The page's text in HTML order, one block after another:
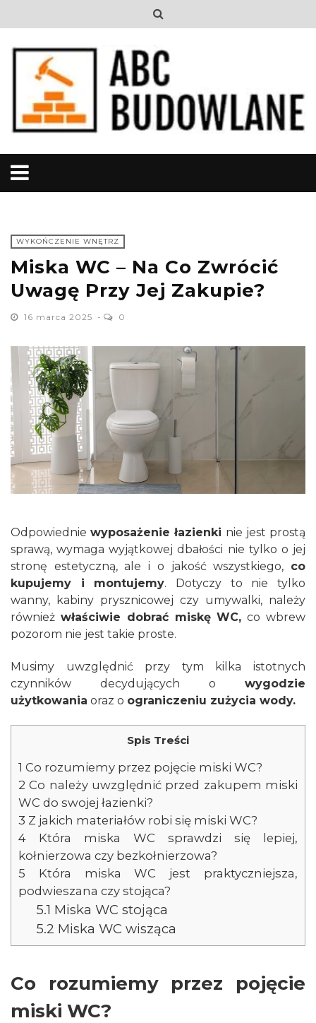
WYKOŃCZENIE WNĘTRZ
Miska WC – Na Co Zwrócić
Uwagę Przy Jej Zakupie?
16 marca 2025 0
Odpowiedniewyposażenie łazienki nie jest prostą
sprawą, wymaga wyjątkowej dbałości nie tylko o jej
stronę estetyczną, ale i o jakość wszystkiego, co
kupujemy i montujemy. Dotyczy to nie tylko
wanny, kabiny prysznicowej czy umywalki, należy
również właściwie dobrać miskę WC, co wbrew
pozorom nie jest takie proste.
Musimy uwzględnić przy tym kilka istotnych
czynników decydujących o wygodzie
użytkowania oraz o ograniczeniu zużycia wody.
Spis Treści
1 Co rozumiemy przez pojęcie miski WC?
2 Co należy uwzględnić przed zakupem miski
WC do swojej łazienki?
3 Z jakich materiałów robi się miski WC?
4 Która miska WC sprawdzi się lepiej,
kołnierzowa czy bezkołnierzowa?
5 Która miska WC jest praktyczniejsza,
podwieszana czy stojąca?
5.1 Miska WC stojąca
5.2 Miska WC wisząca
Co rozumiemy przez pojęcie
miski WC?